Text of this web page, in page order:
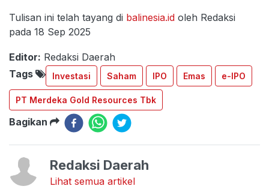
Tulisan ini telah tayang di balinesia.id oleh Redaksi
pada 18 Sep 2025
Editor: Redaksi Daerah
Tags
Investasi Saham IPO Emas e-IPO
PT Merdeka Gold Resources Tbk
Bagikan
Redaksi Daerah
Lihat semua artikel